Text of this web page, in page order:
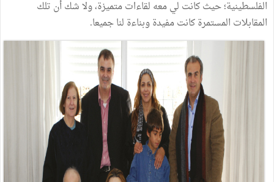
الفلسطينية؛حيثكانت ليمعه لقاءاتمتميزة،ولاشكأن تلك
المقابلات المستمرةكانتمفيدةوبناءة لناجميعا.